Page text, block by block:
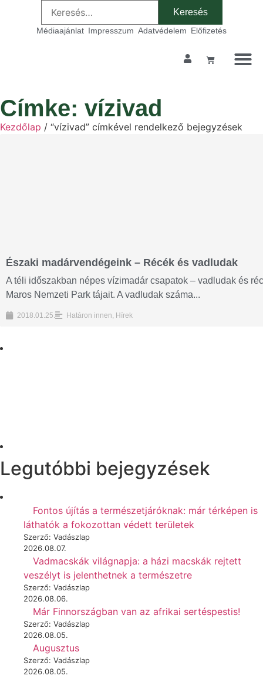
Médiaajánlat Impresszum Adatvédelem Előfizetés
Címke: vízivad
Kezdőlap / “vízivad” címkével rendelkező bejegyzések
Északi madárvendégeink – Récék és vadludak
A téli időszakban népes vízimadár csapatok – vadludak és
Maros Nemzeti Park tájait. A vadludak száma...
2018.01.25. Határon innen, Hírek
Legutóbbi bejegyzések
Fontos újítás a természetjáróknak: már térképen is
láthatók a fokozottan védett területek
Szerző: Vadászlap
2026.08.07.
Vadmacskák világnapja: a házi macskák rejtett
veszélyt is jelenthetnek a természetre
Szerző: Vadászlap
2026.08.06.
Már Finnországban van az afrikai sertéspestis!
Szerző: Vadászlap
2026.08.05.
Augusztus
Szerző: Vadászlap
2026.08.05.